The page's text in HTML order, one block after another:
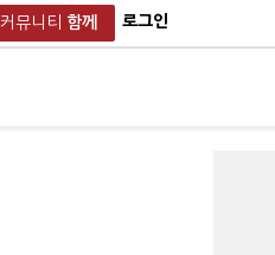
커뮤니티 함께 로그인